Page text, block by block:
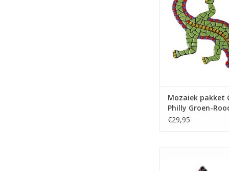
mozaïeken.
TOEVOEGEN AAN
Mozaiek pakket
Philly Groen-
€29,95